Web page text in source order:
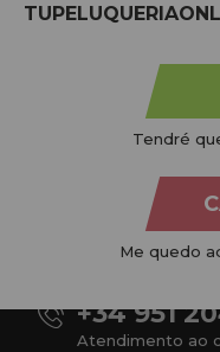
Tu Peluquería
produtos para
gama ao seu alcance
competitivos e
+34 951
Atendimento ao
Tendré
Me quedo